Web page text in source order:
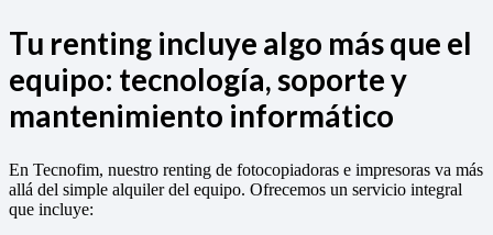
Tu renting incluye algo más que el
equipo: tecnología, soporte y
mantenimiento informático
En Tecnofim, nuestro renting de fotocopiadoras e impresoras va más
allá del simple alquiler del equipo. Ofrecemos un servicio integral
que incluye: